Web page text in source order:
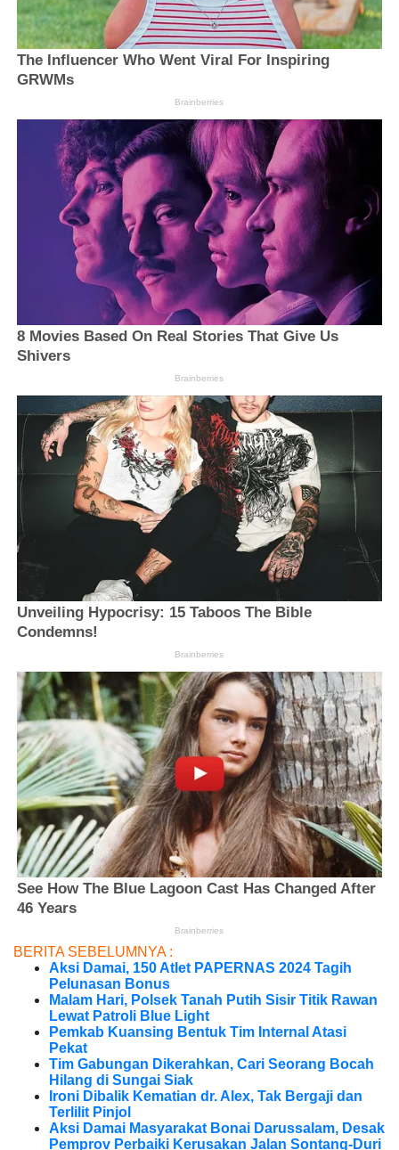
BERITA SEBELUMNYA :
Aksi Damai, 150 Atlet PAPERNAS 2024 Tagih
Pelunasan Bonus
Malam Hari, Polsek Tanah Putih Sisir Titik Rawan
Lewat Patroli Blue Light
Pemkab Kuansing Bentuk Tim Internal Atasi
Pekat
Tim Gabungan Dikerahkan, Cari Seorang Bocah
Hilang di Sungai Siak
Ironi Dibalik Kematian dr. Alex, Tak Bergaji dan
Terlilit Pinjol
Aksi Damai Masyarakat Bonai Darussalam, Desak
Pemprov Perbaiki Kerusakan Jalan Sontang-Duri